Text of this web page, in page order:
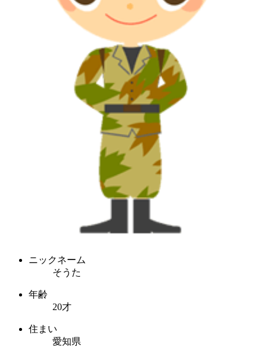
ニックネーム
そうた
年齢
20才
住まい
愛知県